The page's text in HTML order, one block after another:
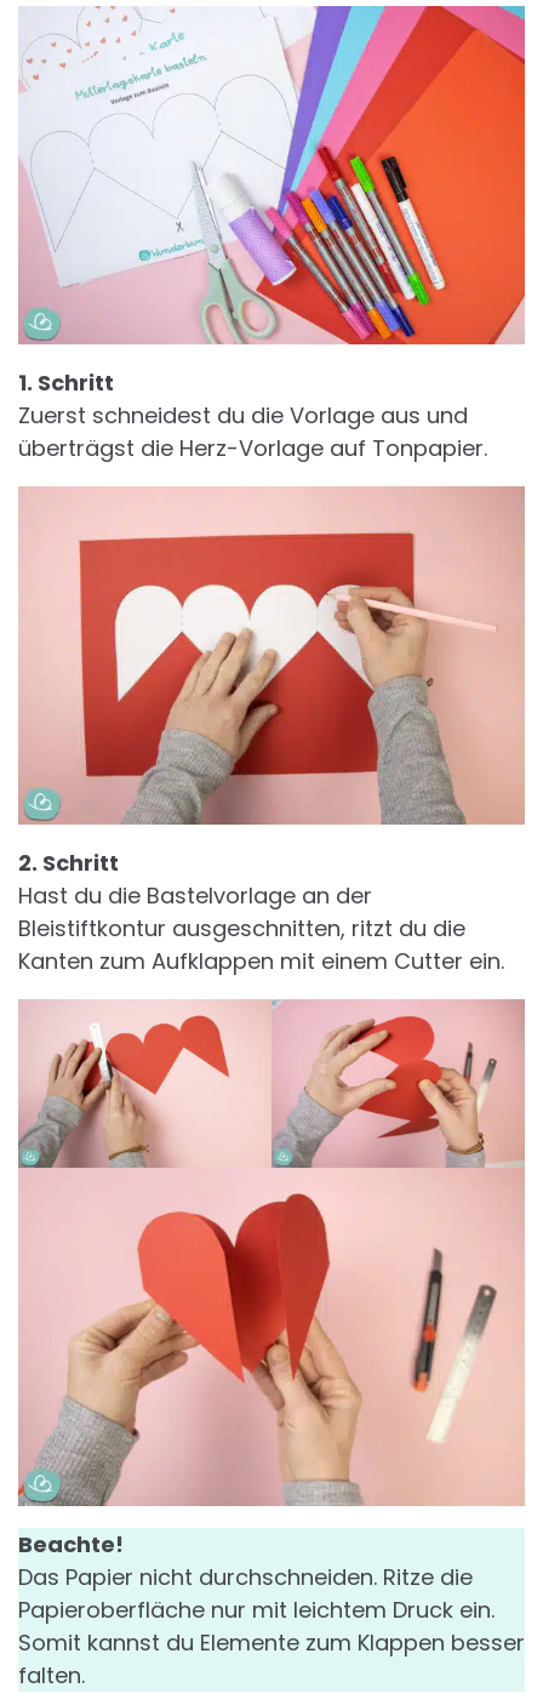
1. Schritt
Zuerst schneidest du die Vorlage aus und
überträgst die Herz-Vorlage auf Tonpapier.
2. Schritt
Hast du die Bastelvorlage an der
Bleistiftkontur ausgeschnitten, ritzt du die
Kanten zum Aufklappen mit einem Cutter ein.
Beachte!
Das Papier nicht durchschneiden. Ritze die
Papieroberfläche nur mit leichtem Druck ein.
Somit kannst du Elemente zum Klappen besser
falten.